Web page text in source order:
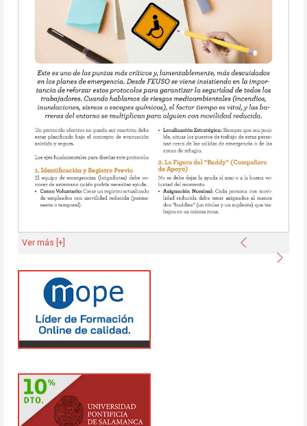
Anterior
Ver más [+]